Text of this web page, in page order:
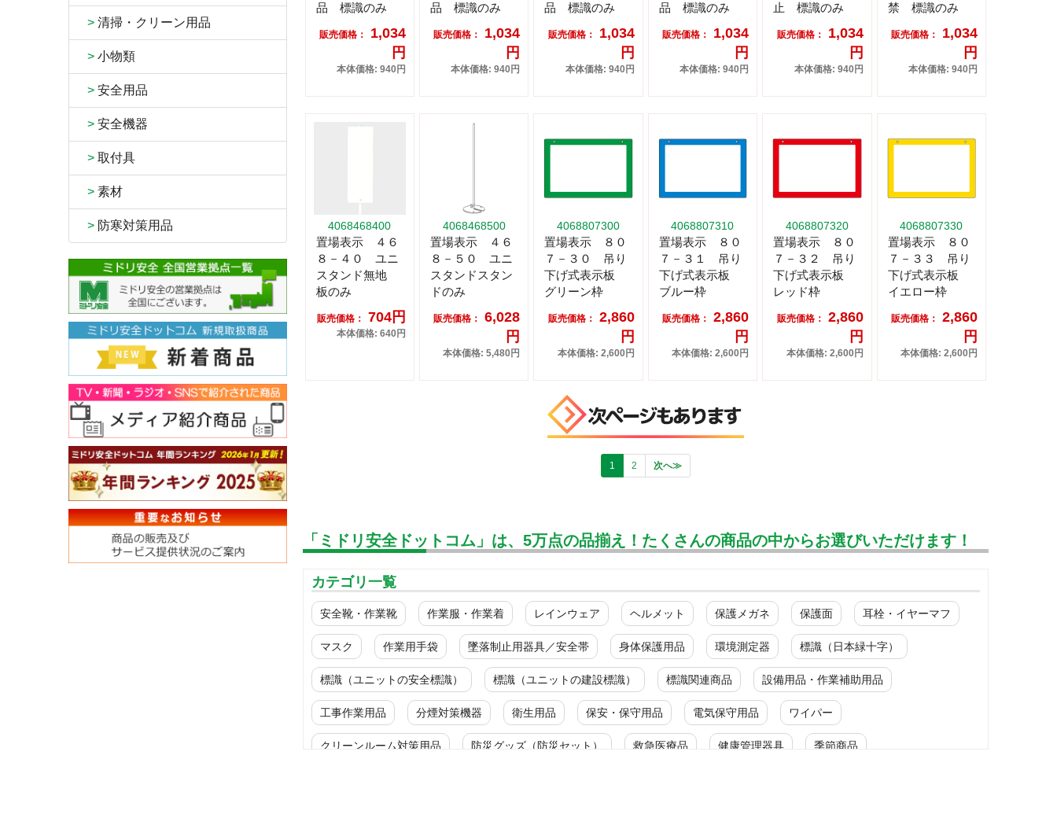
> 清掃・クリーン用品
> 小物類
> 安全用品
> 安全機器
> 取付具
> 素材
> 防寒対策用品
品 標識のみ
販売価格：
1,034
円
本体価格: 940円
品 標識のみ
販売価格：
1,034
円
本体価格: 940円
品 標識のみ
販売価格：
1,034
円
本体価格: 940円
品 標識のみ
販売価格：
1,034
円
本体価格: 940円
止 標識のみ
販売価格：
1,034
円
本体価格: 940円
禁 標識のみ
販売価格：
1,034
円
本体価格: 940円
4068468400
置場表示 ４６
８－４０ ユニ
スタンド無地
板のみ
販売価格： 704円
本体価格: 640円
4068468500
置場表示 ４６
８－５０ ユニ
スタンドスタン
ドのみ
販売価格：
6,028
円
本体価格: 5,480円
4068807300
置場表示 ８０
７－３０ 吊り
下げ式表示板
グリーン枠
販売価格：
2,860
円
本体価格: 2,600円
4068807310
置場表示 ８０
７－３１ 吊り
下げ式表示板
ブルー枠
販売価格：
2,860
円
本体価格: 2,600円
4068807320
置場表示 ８０
７－３２ 吊り
下げ式表示板
レッド枠
販売価格：
2,860
円
本体価格: 2,600円
4068807330
置場表示 ８０
７－３３ 吊り
下げ式表示板
イエロー枠
販売価格：
2,860
円
本体価格: 2,600円
1 2 次へ≫
「ミドリ安全ドットコム」は、5万点の品揃え！たくさんの商品の中からお選びいただけます！
カテゴリ一覧
安全靴・作業靴 作業服・作業着 レインウェア ヘルメット 保護メガネ 保護面 耳栓・イヤーマフ
マスク 作業用手袋 墜落制止用器具／安全帯 身体保護用品 環境測定器 標識（日本緑十字）
標識（ユニットの安全標識） 標識（ユニットの建設標識） 標識関連商品 設備用品・作業補助用品
工事作業用品 分煙対策機器 衛生用品 保安・保守用品 電気保守用品 ワイパー
クリーンルーム対策用品 防災グッズ（防災セット） 救急医療品 健康管理器具 季節商品